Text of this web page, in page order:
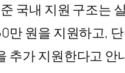
국내 지원 구조는
만 원을 지원하고,
추가 지원한다고 안